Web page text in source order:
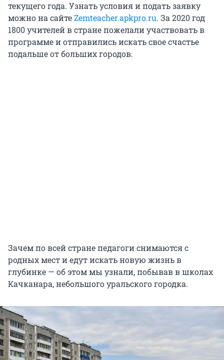
текущего года. Узнать условия и подать заявку
можно на сайтеZemteacher.apkpro.ru. За 2020 год
1800 учителей в стране пожелали участвовать в
программе и отправились искать свое счастье
подальше от больших городов.
Зачем по всей стране педагоги снимаются с
родных мест и едут искать новую жизнь в
глубинке — об этом мы узнали, побывав в школах
Качканара, небольшого уральского городка.